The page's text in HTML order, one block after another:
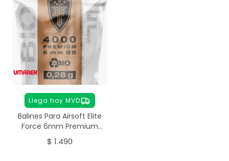
Llega hoy MVD
Balines Para Airsoft Elite
Force 6mm Premium
0,28g
$ 1.490